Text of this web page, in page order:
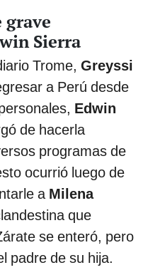
grave
Sierra
Trome, Greyssi
a Perú desde
Edwin
de hacerla
programas de
ocurrió luego de
a Milena
que
se enteró, pero
padre de su hija.